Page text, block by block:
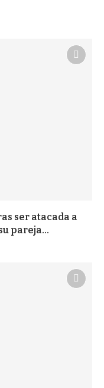
ser atacada a
pareja...